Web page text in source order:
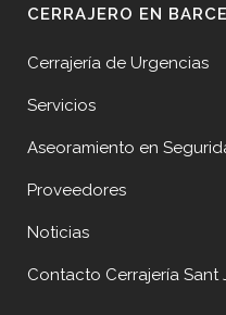
CERRAJERO EN
Cerrajería de Urgencias
Servicios
Aseoramiento en
Proveedores
Noticias
Contacto Cerrajería Sant